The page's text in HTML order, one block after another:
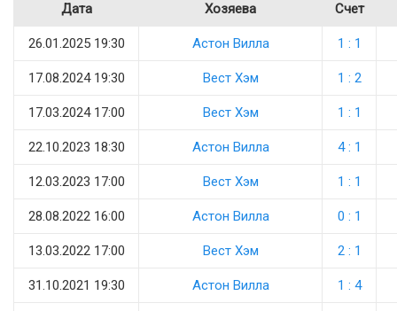
Дата Хозяева Счет
26.01.2025 19:30 Астон Вилла 1 : 1
17.08.2024 19:30 Вест Хэм 1 : 2
17.03.2024 17:00 Вест Хэм 1 : 1
22.10.2023 18:30 Астон Вилла 4 : 1
12.03.2023 17:00 Вест Хэм 1 : 1
28.08.2022 16:00 Астон Вилла 0 : 1
13.03.2022 17:00 Вест Хэм 2 : 1
31.10.2021 19:30 Астон Вилла 1 : 4